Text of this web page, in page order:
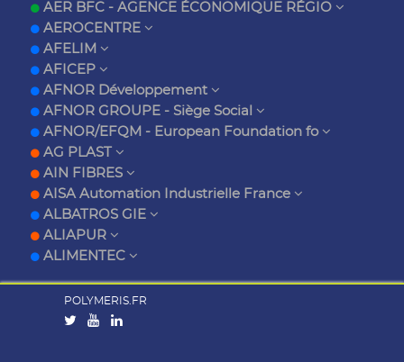
AER BFC - AGENCE ÉCONOMIQUE RÉGIO
AEROCENTRE
AFELIM
AFICEP
AFNOR Développement
AFNOR GROUPE - Siège Social
AFNOR/EFQM - European Foundation fo
AG PLAST
AIN FIBRES
AISA Automation Industrielle France
ALBATROS GIE
ALIAPUR
ALIMENTEC
POLYMERIS.FR